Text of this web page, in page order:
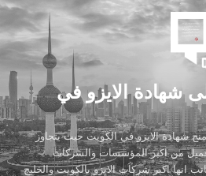
شهادة الايزو في
شهادة الايزو في الكويت حيث يتجاوز
عميل من اكبر المؤسسات والشركات
انها اكبر شركات الايزو بالكويت والخليج